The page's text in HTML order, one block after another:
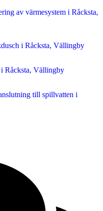
av värmesystem i Råcksta,
i Råcksta, Vällingby
Råcksta, Vällingby
till spillvatten i